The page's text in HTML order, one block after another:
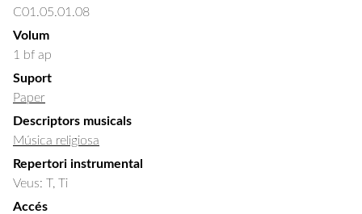
C01.05.01.08
Volum
1 bf ap
Suport
Paper
Descriptors musicals
Música religiosa
Repertori instrumental
Veus: T, Ti
Accés